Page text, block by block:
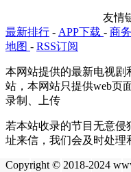
友情
最新排行 - APP下载 - 商
地图 - RSS订阅
本网站提供的最新电视剧
站，本网站只提供web页
录制、上传
若本站收录的节目无意
址来信，我们会及时处理
Copyright © 2018-2024